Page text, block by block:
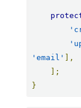
'email'
],
];
}